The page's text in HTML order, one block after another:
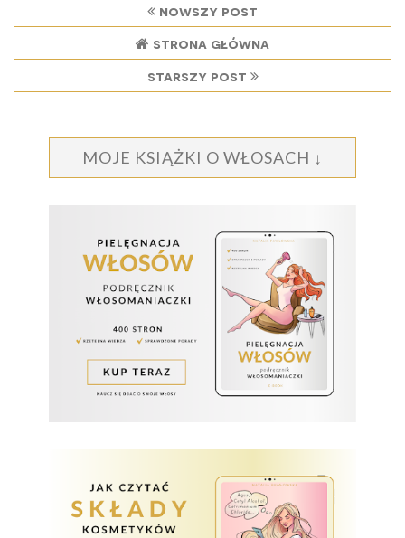
nowszy post
strona główna
starszy post
MOJE KSIĄŻKI O WŁOSACH ↓